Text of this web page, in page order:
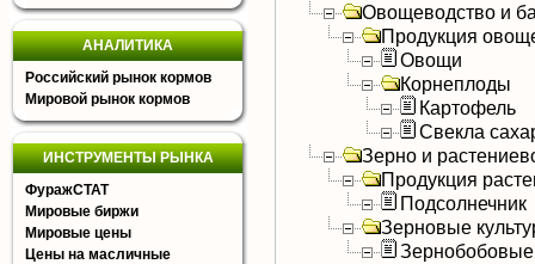
АНАЛИТИКА
Российский рынок кормов
Мировой рынок кормов
ИНСТРУМЕНТЫ РЫНКА
ФуражСТАТ
Мировые биржи
Мировые цены
Цены на масличные
Овощеводство и
Продукция
Овощи
Корнеплоды
Картофель
Свекла
Зерно и
Продукция
Подсолнечник
Зерновые
Зернобобовые